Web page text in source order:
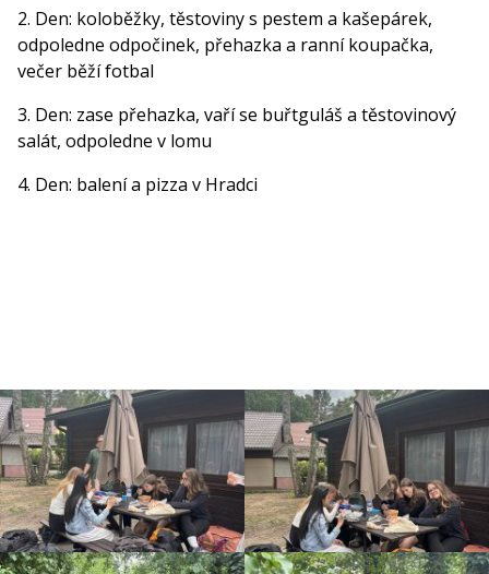
2. Den: koloběžky, těstoviny s pestem a kašepárek,
odpoledne odpočinek, přehazka a ranní koupačka,
večer běží fotbal
3. Den: zase přehazka, vaří se buřtguláš a těstovinový
salát, odpoledne v lomu
4. Den: balení a pizza v Hradci